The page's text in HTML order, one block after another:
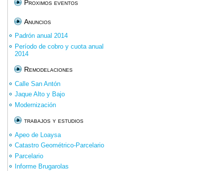
Proximos eventos
Anuncios
Padrón anual 2014
Período de cobro y cuota anual
2014
Remodelaciones
Calle San Antón
Jaque Alto y Bajo
Modernización
trabajos y estudios
Apeo de Loaysa
Catastro Geométrico-Parcelario
Parcelario
Informe Brugarolas